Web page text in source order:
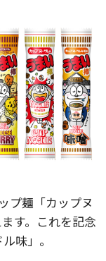
プ麺「カップヌ
す。これを記念
味」。